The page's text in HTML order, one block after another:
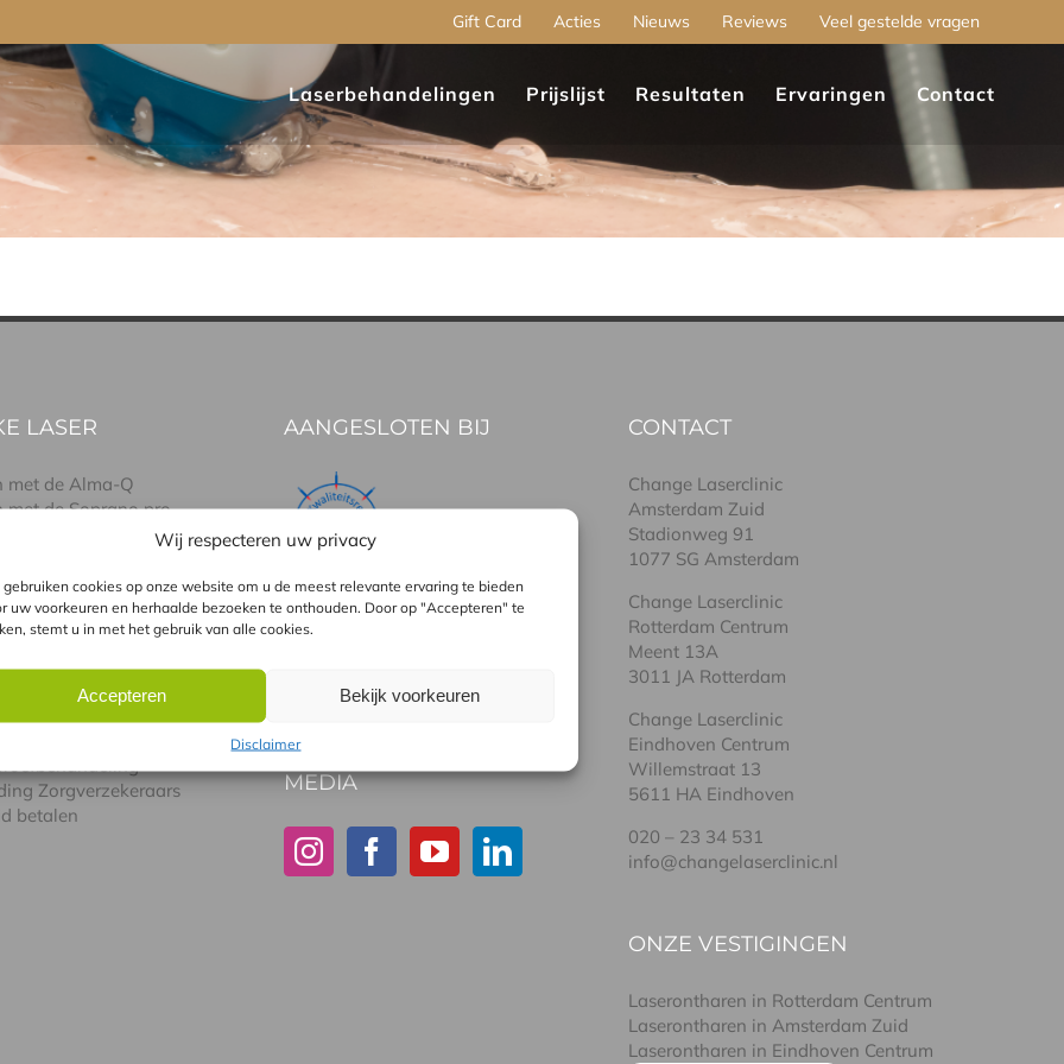
Wij respecteren uw privacy
gebruiken cookies op onze website om u de meest relevante ervaring te bieden
uw voorkeuren en herhaalde bezoeken te onthouden. Door op "Accepteren" te
stemt u in met het gebruik van alle cookies.
Accepteren Bekijk voorkeuren
Disclaimer
Gift Card Acties Nieuws Reviews Veel gestelde vragen
Laserbehandelingen Prijslijst Resultaten Ervaringen Contact
LASER
met de Alma-Q
met de Soprano pro
met de GentleLase
GentleLASE en Soprano
tussen laser en IPL
Zorgverzekeraars
betalen
AANGESLOTEN BIJ
VOLG ONS VIA SOCIAL
MEDIA
CONTACT
Change Laserclinic
Amsterdam Zuid
Stadionweg 91
1077 SG Amsterdam
Change Laserclinic
Rotterdam Centrum
Meent 13A
3011 JA Rotterdam
Change Laserclinic
Eindhoven Centrum
Willemstraat 13
5611 HA Eindhoven
020 – 23 34 531
info@changelaserclinic.nl
ONZE VESTIGINGEN
Laserontharen in Rotterdam Centrum
Laserontharen in Amsterdam Zuid
Laserontharen in Eindhoven Centrum